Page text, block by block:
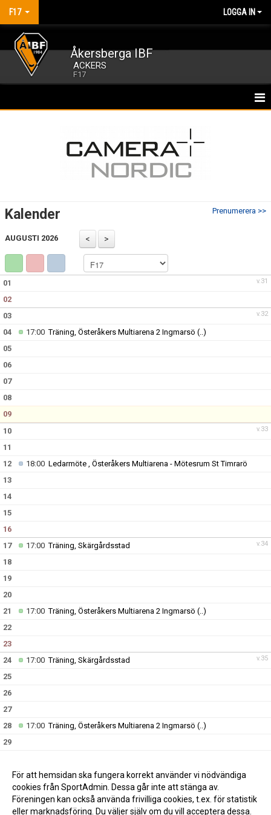
F17 LOGGA IN
Åkersberga IBF
ACKERS
F17
BILDGALLERI
DOKUMENT
KONTAKT
Prenumerera >>
Kalender
AUGUSTI 2026
v.31
01
02
v.32
03
04
17:00Träning, Österåkers Multiarena 2 Ingmarsö (..)
05
06
07
08
09
v.33
10
11
12
18:00 Ledarmöte , Österåkers Multiarena - Mötesrum St Timrarö
13
14
15
16
v.34
17 17:00Träning, Skärgårdsstad
18
19
20
21
17:00Träning, Österåkers Multiarena 2 Ingmarsö (..)
22
23
v.35
24 17:00Träning, Skärgårdsstad
25
26
27
28
17:00Träning, Österåkers Multiarena 2 Ingmarsö (..)
29
17:00Träning, Skärgårdsstad
För att hemsidan ska fungera korrekt använder vi nödvändiga
cookies från SportAdmin. Dessa går inte att stänga av.
Föreningen kan också använda frivilliga cookies, t.ex. för statistik
eller marknadsföring. Du väljer själv om du vill acceptera dessa.